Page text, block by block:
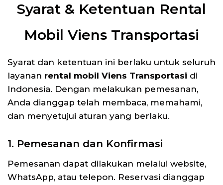
Syarat & Ketentuan Rental
Mobil Viens Transportasi
Syarat dan ketentuan ini berlaku untuk seluruh
layanan rental mobil Viens Transportasi di
Indonesia. Dengan melakukan pemesanan,
Anda dianggap telah membaca, memahami,
dan menyetujui aturan yang berlaku.
1. Pemesanan dan Konfirmasi
Pemesanan dapat dilakukan melalui website,
WhatsApp, atau telepon. Reservasi dianggap